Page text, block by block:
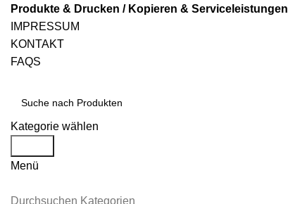
Produkte & Drucken / Kopieren & Serviceleistungen
IMPRESSUM
KONTAKT
FAQS
Kategorie wählen
Menü
Durchsuchen Kategorien